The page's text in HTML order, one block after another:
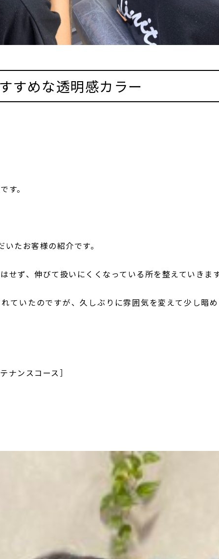
すめな透明感カラー
す。
たお客様の紹介です。
せず、伸びて扱いにくくなっている所を整えていきます
ていたのですが、久しぶりに雰囲気を変えて少し暗
ンスコース］